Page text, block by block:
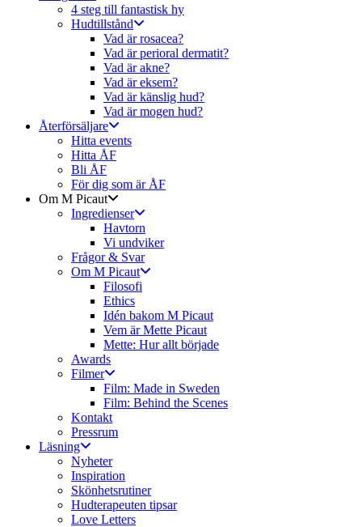
4 steg till fantastisk hy
Hudtillstånd
Vad är rosacea?
Vad är perioral dermatit?
Vad är akne?
Vad är eksem?
Vad är känslig hud?
Vad är mogen hud?
Återförsäljare
Hitta events
Hitta ÅF
Bli ÅF
För dig som är ÅF
Om M Picaut
Ingredienser
Havtorn
Vi undviker
Frågor & Svar
Om M Picaut
Filosofi
Ethics
Idén bakom M Picaut
Vem är Mette Picaut
Mette: Hur allt började
Awards
Filmer
Film: Made in Sweden
Film: Behind the Scenes
Kontakt
Pressrum
Läsning
Nyheter
Inspiration
Skönhetsrutiner
Hudterapeuten tipsar
Love Letters